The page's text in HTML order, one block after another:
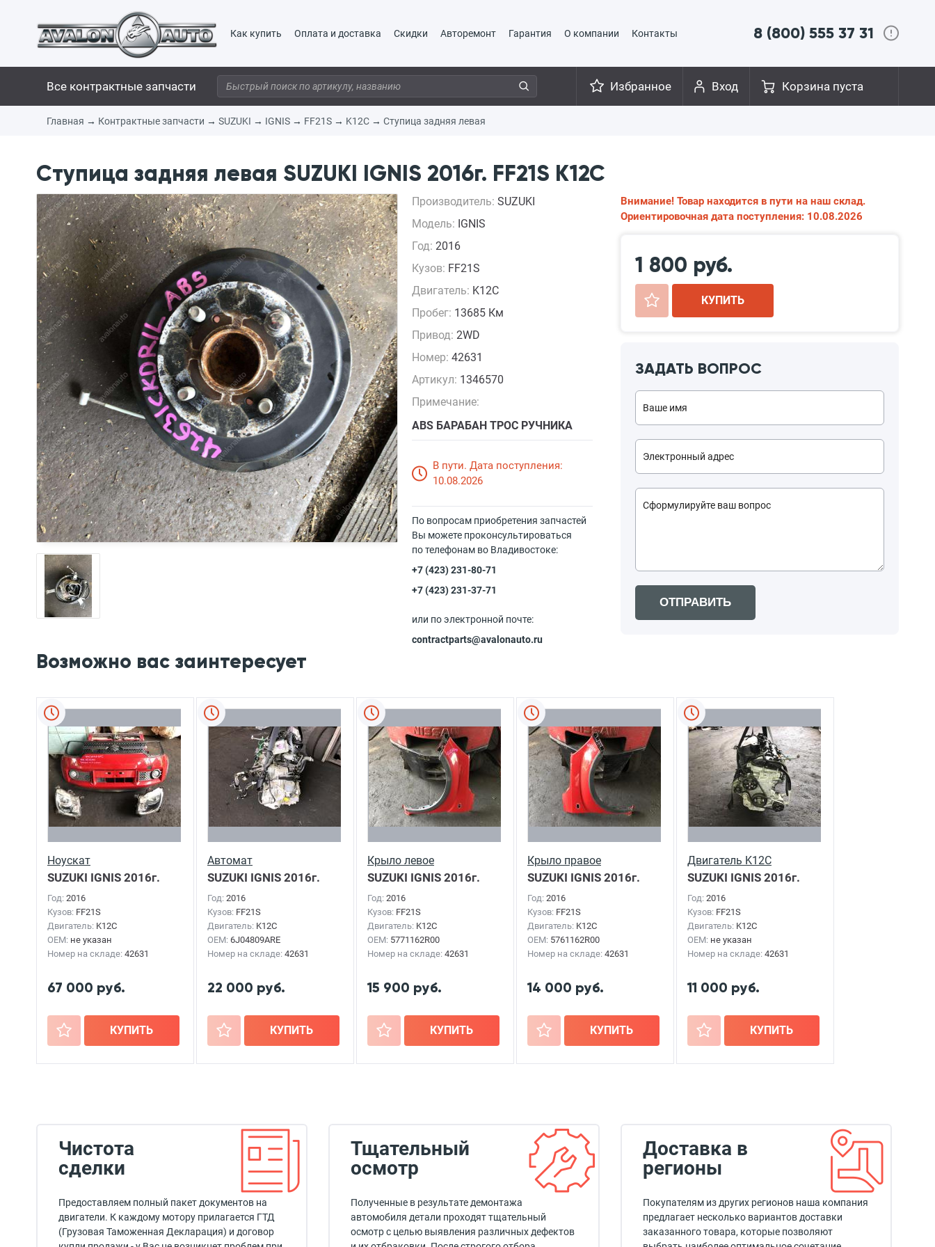
Как купить Оплата и доставка Скидки Авторемонт Гарантия О компании Контакты 8 (800) 555 37 31
Все контрактные запчасти Корзина пуста
Вход
Избранное
Главная → Контрактные запчасти → SUZUKI → IGNIS → FF21S → K12C → Ступица задняя левая
Ступица задняя левая SUZUKI IGNIS 2016г. FF21S K12C
Производитель: SUZUKI
Модель: IGNIS
Год: 2016
Кузов: FF21S
Двигатель: K12C
Пробег: 13685 Км
Привод: 2WD
Номер: 42631
Артикул: 1346570
Примечание:
ABS БАРАБАН ТРОС РУЧНИКА
В пути. Дата поступления:
10.08.2026
По вопросам приобретения запчастей
Вы можете проконсультироваться
по телефонам во Владивостоке:
+7 (423) 231-80-71
+7 (423) 231-37-71
или по электронной почте:
contractparts@avalonauto.ru
Внимание! Товар находится в пути на наш склад.
Ориентировочная дата поступления: 10.08.2026
1 800 руб.
+ КУПИТЬ
ЗАДАТЬ ВОПРОС
ОТПРАВИТЬ
Возможно вас заинтересует
Ноускат
SUZUKI IGNIS 2016г.
Год: 2016
Кузов: FF21S
Двигатель: K12C
OEM: не указан
Номер на складе: 42631
67 000 руб.
+ КУПИТЬ
Автомат
SUZUKI IGNIS 2016г.
Год: 2016
Кузов: FF21S
Двигатель: K12C
OEM: 6J04809ARE
Номер на складе: 42631
22 000 руб.
+ КУПИТЬ
Крыло левое
SUZUKI IGNIS 2016г.
Год: 2016
Кузов: FF21S
Двигатель: K12C
OEM: 5771162R00
Номер на складе: 42631
15 900 руб.
+ КУПИТЬ
Крыло правое
SUZUKI IGNIS 2016г.
Год: 2016
Кузов: FF21S
Двигатель: K12C
OEM: 5761162R00
Номер на складе: 42631
14 000 руб.
+ КУПИТЬ
Двигатель K12C
SUZUKI IGNIS 2016г.
Год: 2016
Кузов: FF21S
Двигатель: K12C
OEM: не указан
Номер на складе: 42631
11 000 руб.
+ КУПИТЬ
Чистота
сделки
Предоставляем полный пакет документов на
двигатели. К каждому мотору прилагается ГТД
(Грузовая Таможенная Декларация) и договор
Тщательный
осмотр
Полученные в результате демонтажа
автомобиля детали проходят тщательный
осмотр с целью выявления различных дефектов
Доставка в
регионы
Покупателям из других регионов наша компания
предлагает несколько вариантов доставки
заказанного товара, которые позволяют